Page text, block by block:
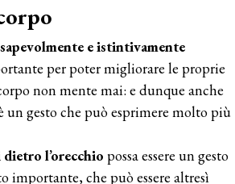
e istintivamente
per poter migliorare le proprie
non mente mai: e dunque anche
un gesto che può esprimere molto più
l’orecchio possa essere un gesto
importante, che può essere altresì